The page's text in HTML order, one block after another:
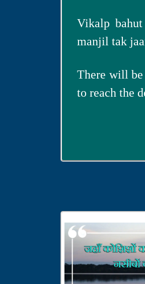
Vikalp
manjil tak
There will be
to reach the